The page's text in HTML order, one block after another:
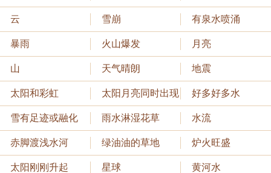
云 雪崩 有泉水喷涌
暴雨 火山爆发 月亮
山 天气晴朗 地震
太阳和彩虹 太阳月亮同时出现 好多好多水
雪有足迹或融化 雨水淋湿花草 水流
赤脚渡浅水河 绿油油的草地 炉火旺盛
太阳刚刚升起 星球 黄河水